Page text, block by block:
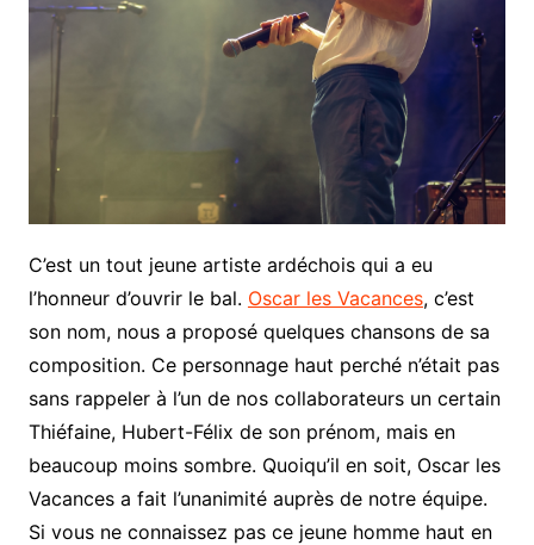
C’est un tout jeune artiste ardéchois qui a eu
l’honneur d’ouvrir le bal. Oscar les Vacances, c’est
son nom, nous a proposé quelques chansons de sa
composition. Ce personnage haut perché n’était pas
sans rappeler à l’un de nos collaborateurs un certain
Thiéfaine, Hubert-Félix de son prénom, mais en
beaucoup moins sombre. Quoiqu’il en soit, Oscar les
Vacances a fait l’unanimité auprès de notre équipe.
Si vous ne connaissez pas ce jeune homme haut en